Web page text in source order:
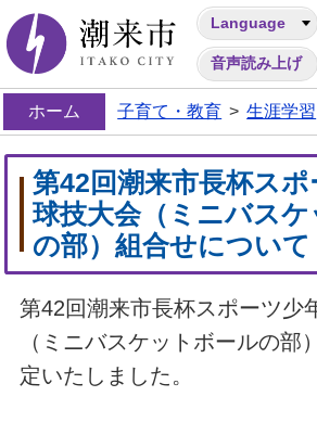
潮来市
Language
音声読み上げ
ホーム 子育て・教育 > 生涯学習
第42回潮来市長杯スポ
球技大会（ミニバス
の部）組合せについて
第42回潮来市長杯スポーツ少
（ミニバスケットボールの部
定いたしました。